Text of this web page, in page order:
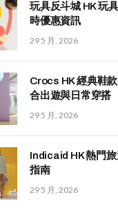
玩具反斗城 HK 玩
時優惠資訊
29 5 月, 2026
Crocs HK 經典鞋
合出遊與日常穿搭
29 5 月, 2026
Indicaid HK 熱門
指南
29 5 月, 2026